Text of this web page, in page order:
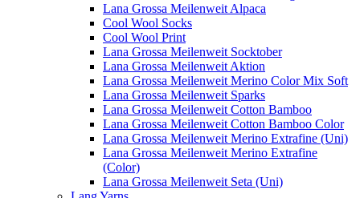
Lana Grossa Meilenweit Alpaca
Cool Wool Socks
Cool Wool Print
Lana Grossa Meilenweit Socktober
Lana Grossa Meilenweit Aktion
Lana Grossa Meilenweit Merino Color Mix Soft
Lana Grossa Meilenweit Sparks
Lana Grossa Meilenweit Cotton Bamboo
Lana Grossa Meilenweit Cotton Bamboo Color
Lana Grossa Meilenweit Merino Extrafine (Uni)
Lana Grossa Meilenweit Merino Extrafine
(Color)
Lana Grossa Meilenweit Seta (Uni)